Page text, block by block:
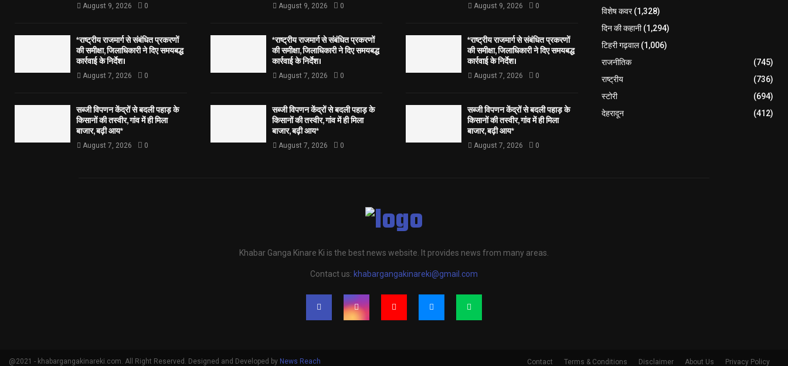
August 9, 2026 0
*राष्ट्रीय राजमार्ग से संबंधित प्रकरणों
की समीक्षा, जिलाधिकारी ने दिए समयबद्ध
कार्रवाई के निर्देश।
August 7, 2026 0
सब्जी विपणन केंद्रों से बदली पहाड़ के
किसानों की तस्वीर, गांव में ही मिला
बाजार, बढ़ी आय*
August 7, 2026 0
August 9, 2026 0
*राष्ट्रीय राजमार्ग से संबंधित प्रकरणों
की समीक्षा, जिलाधिकारी ने दिए समयबद्ध
कार्रवाई के निर्देश।
August 7, 2026 0
सब्जी विपणन केंद्रों से बदली पहाड़ के
किसानों की तस्वीर, गांव में ही मिला
बाजार, बढ़ी आय*
August 7, 2026 0
August 9, 2026 0
*राष्ट्रीय राजमार्ग से संबंधित प्रकरणों
की समीक्षा, जिलाधिकारी ने दिए समयबद्ध
कार्रवाई के निर्देश।
August 7, 2026 0
सब्जी विपणन केंद्रों से बदली पहाड़ के
किसानों की तस्वीर, गांव में ही मिला
बाजार, बढ़ी आय*
August 7, 2026 0
विशेष कवर(1,328)
दिन की कहानी(1,294)
टिहरी गढ़वाल(1,006)
राजनीतिक
(745)
राष्ट्रीय
(736)
स्टोरी
(694)
देहरादून
(412)
Khabar Ganga Kinare Ki is the best news website. It provides news from many areas.
Contact us: khabargangakinareki@gmail.com
@2021 - khabargangakinareki.com. All Right Reserved. Designed and Developed by News Reach Contact Terms & Conditions Disclaimer About Us Privacy Policy